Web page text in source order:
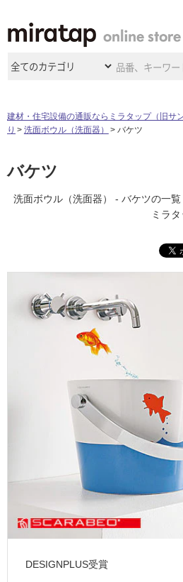
商品カテゴ
キッチン
ウッドデッキ フ
収納
内装用建材 パ
ロートアイアン 天
メンテナンス・ 施工材 新
施工事例
施工事例
ミラタップのあるくらし お
ショールームのご案内 東
名古屋ショールーム 京
福岡ショールーム
横浜スマートショールー
初
よくある質問
修理お問い合わせ
お役立ち情報 住
ア
ミラタップチャンネル
オ
その他サー
ASOLIE
自分らしい家づくり
建材・住宅設備の通販ならミラタップ（旧サ
り
洗面ボウル（洗面器） バケツ
バケツ
洗面ボウル（洗面器） - バケツの一
ミラ
DESIGNPLUS受賞